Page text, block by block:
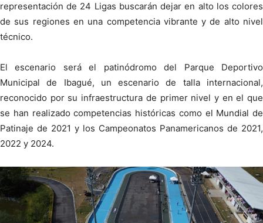
representación de 24 Ligas buscarán dejar en alto los colores
de sus regiones en una competencia vibrante y de alto nivel
técnico.
El escenario será el patinódromo del Parque Deportivo
Municipal de Ibagué, un escenario de talla internacional,
reconocido por su infraestructura de primer nivel y en el que
se han realizado competencias históricas como el Mundial de
Patinaje de 2021 y los Campeonatos Panamericanos de 2021,
2022 y 2024.